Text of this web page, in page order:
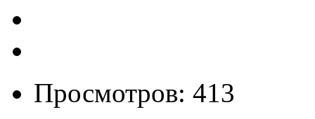
Просмотров: 413